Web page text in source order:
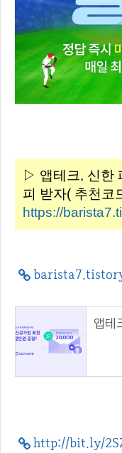
▷ 앱테크, 신한
피 받자( 추천코
https://
http://bit.ly/